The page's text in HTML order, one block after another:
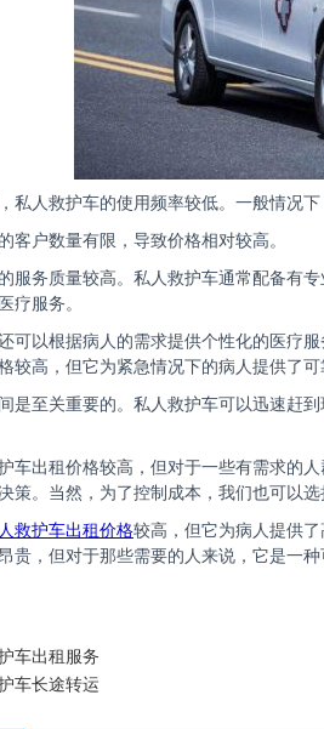
私人救护车的使用频率较低。一般情况
客户数量有限，导致价格相对较高。
服务质量较高。私人救护车通常配备有
疗服务。
可以根据病人的需求提供个性化的医疗
较高，但它为紧急情况下的病人提供了可
是至关重要的。私人救护车可以迅速赶
车出租价格较高，但对于一些有需求的
策。当然，为了控制成本，我们也可以
救护车出租价格较高，但它为病人提供
贵，但对于那些需要的人来说，它是一种
车出租服务
车长途转运